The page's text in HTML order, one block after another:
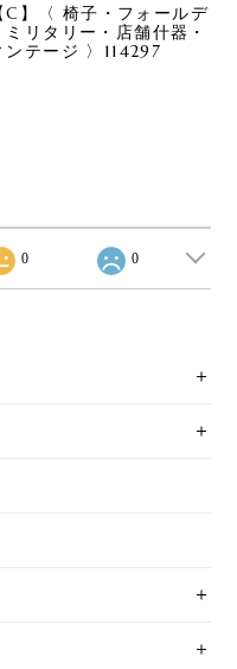
】〈 椅子・フォールデ
リタリー・店舗什器・
テージ 〉114297
0 0